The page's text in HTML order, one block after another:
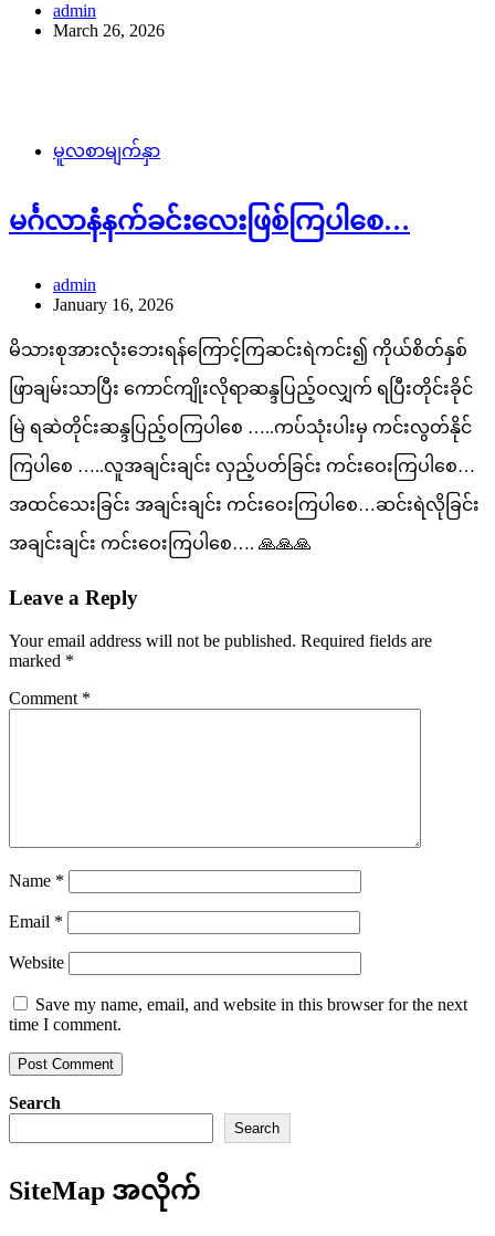
admin
March 26, 2026
မူလစာမျက်နှာ
မင်္ဂလာနံနက်ခင်းလေးဖြစ်ကြပါစေ…
admin
January 16, 2026
မိသားစုအားလုံးဘေးရန်ကြောင့်ကြဆင်းရဲကင်း၍ ကိုယ်စိတ်နှစ်
ဖြာချမ်းသာပြီး ကောင်ကျိုးလိုရာဆန္ဒပြည့်ဝလျှက် ရပြီးတိုင်းခိုင်
မြဲ ရဆဲတိုင်းဆန္ဒပြည့်ဝကြပါစေ …..ကပ်သုံးပါးမှ ကင်းလွတ်နိုင်
ကြပါစေ …..လူအချင်းချင်း လှည့်ပတ်ခြင်း ကင်းဝေးကြပါစေ…
အထင်သေးခြင်း အချင်းချင်း ကင်းဝေးကြ​ပါစေ…ဆင်းရဲလိုခြင်း
အချင်းချင်း ကင်းဝေးကြပါစေ…. 🙏🙏🙏
Leave a Reply
Your email address will not be published. Required fields are
marked *
Comment *
Name *
Email *
Website
Save my name, email, and website in this browser for the next
time I comment.
Search
Search
SiteMap အလိုက်